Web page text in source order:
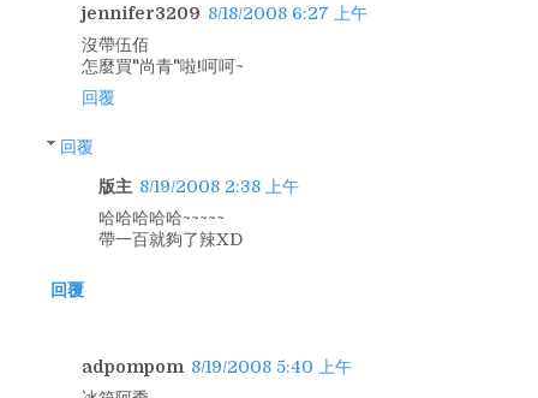
jennifer3209 8/18/2008 6:27 上午
沒帶伍佰
怎麼買"尚青"啦!呵呵~
回覆
回覆
版主 8/19/2008 2:38 上午
哈哈哈哈哈~~~~~
帶一百就夠了辣XD
回覆
adpompom 8/19/2008 5:40 上午